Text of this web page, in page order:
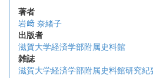
著者
岩﨑 奈緒子
出版者
滋賀大学経済学部附属史料館
雑誌
滋賀大学経済学部附属史料館研究紀